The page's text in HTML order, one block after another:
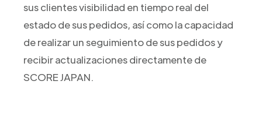
sus clientes visibilidad en tiempo real del
estado de sus pedidos, así como la capacidad
de realizar un seguimiento de sus pedidos y
recibir actualizaciones directamente de
SCORE JAPAN.